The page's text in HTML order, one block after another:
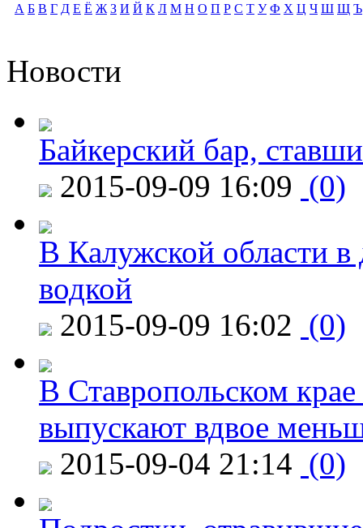
А Б В Г Д Е Ё Ж З И Й К Л М Н О П Р С Т У Ф Х Ц Ч Ш Щ Ъ
Новости
Байкерский бар,
2015-09-09 16:09 (0)
В Калужской области в
водкой
2015-09-09 16:02 (0)
В Ставропольском
выпускают вдвое
2015-09-04 21:14 (0)